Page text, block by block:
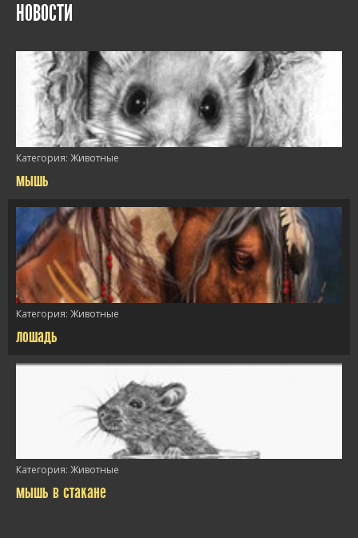
НОВОСТИ
/>
Категория: Животные
мышь
/>
Категория: Животные
лошадь
Категория: Животные
мышь в стакане